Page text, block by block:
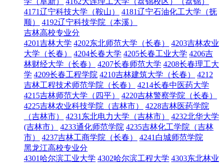
4171辽宁科技大学（鞍山）
4181辽宁石油化工大学（抚
顺）
4192辽宁科技学院（本溪）
吉林高校专业分
4201吉林大学 4202东北师范大学（长春）
4203吉林农业
大学（长春）
4204长春大学 4205长春工业大学 4206吉
林财经大学（长春）
4207长春师范大学 4208长春理工大
学 4209长春工程学院 4210吉林建筑大学（长春）
4212
吉林工程技术师范学院（长春）
4214长春中医药大学
4215吉林师范大学（四平）
4220吉林警察学院（长春）
4225吉林农业科技学院（吉林市）
4228吉林医药学院
（吉林市）
4231东北电力大学（吉林市）
4232北华大学
(吉林市）
4233通化师范学院 4235吉林化工学院（吉林
市）
4237吉林工商学院（长春）
4241白城师范学院
黑龙江高校专业分
4301哈尔滨工业大学 4302哈尔滨工程大学 4303东北林业